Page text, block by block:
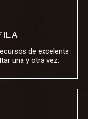
de excelente
una y otra vez.